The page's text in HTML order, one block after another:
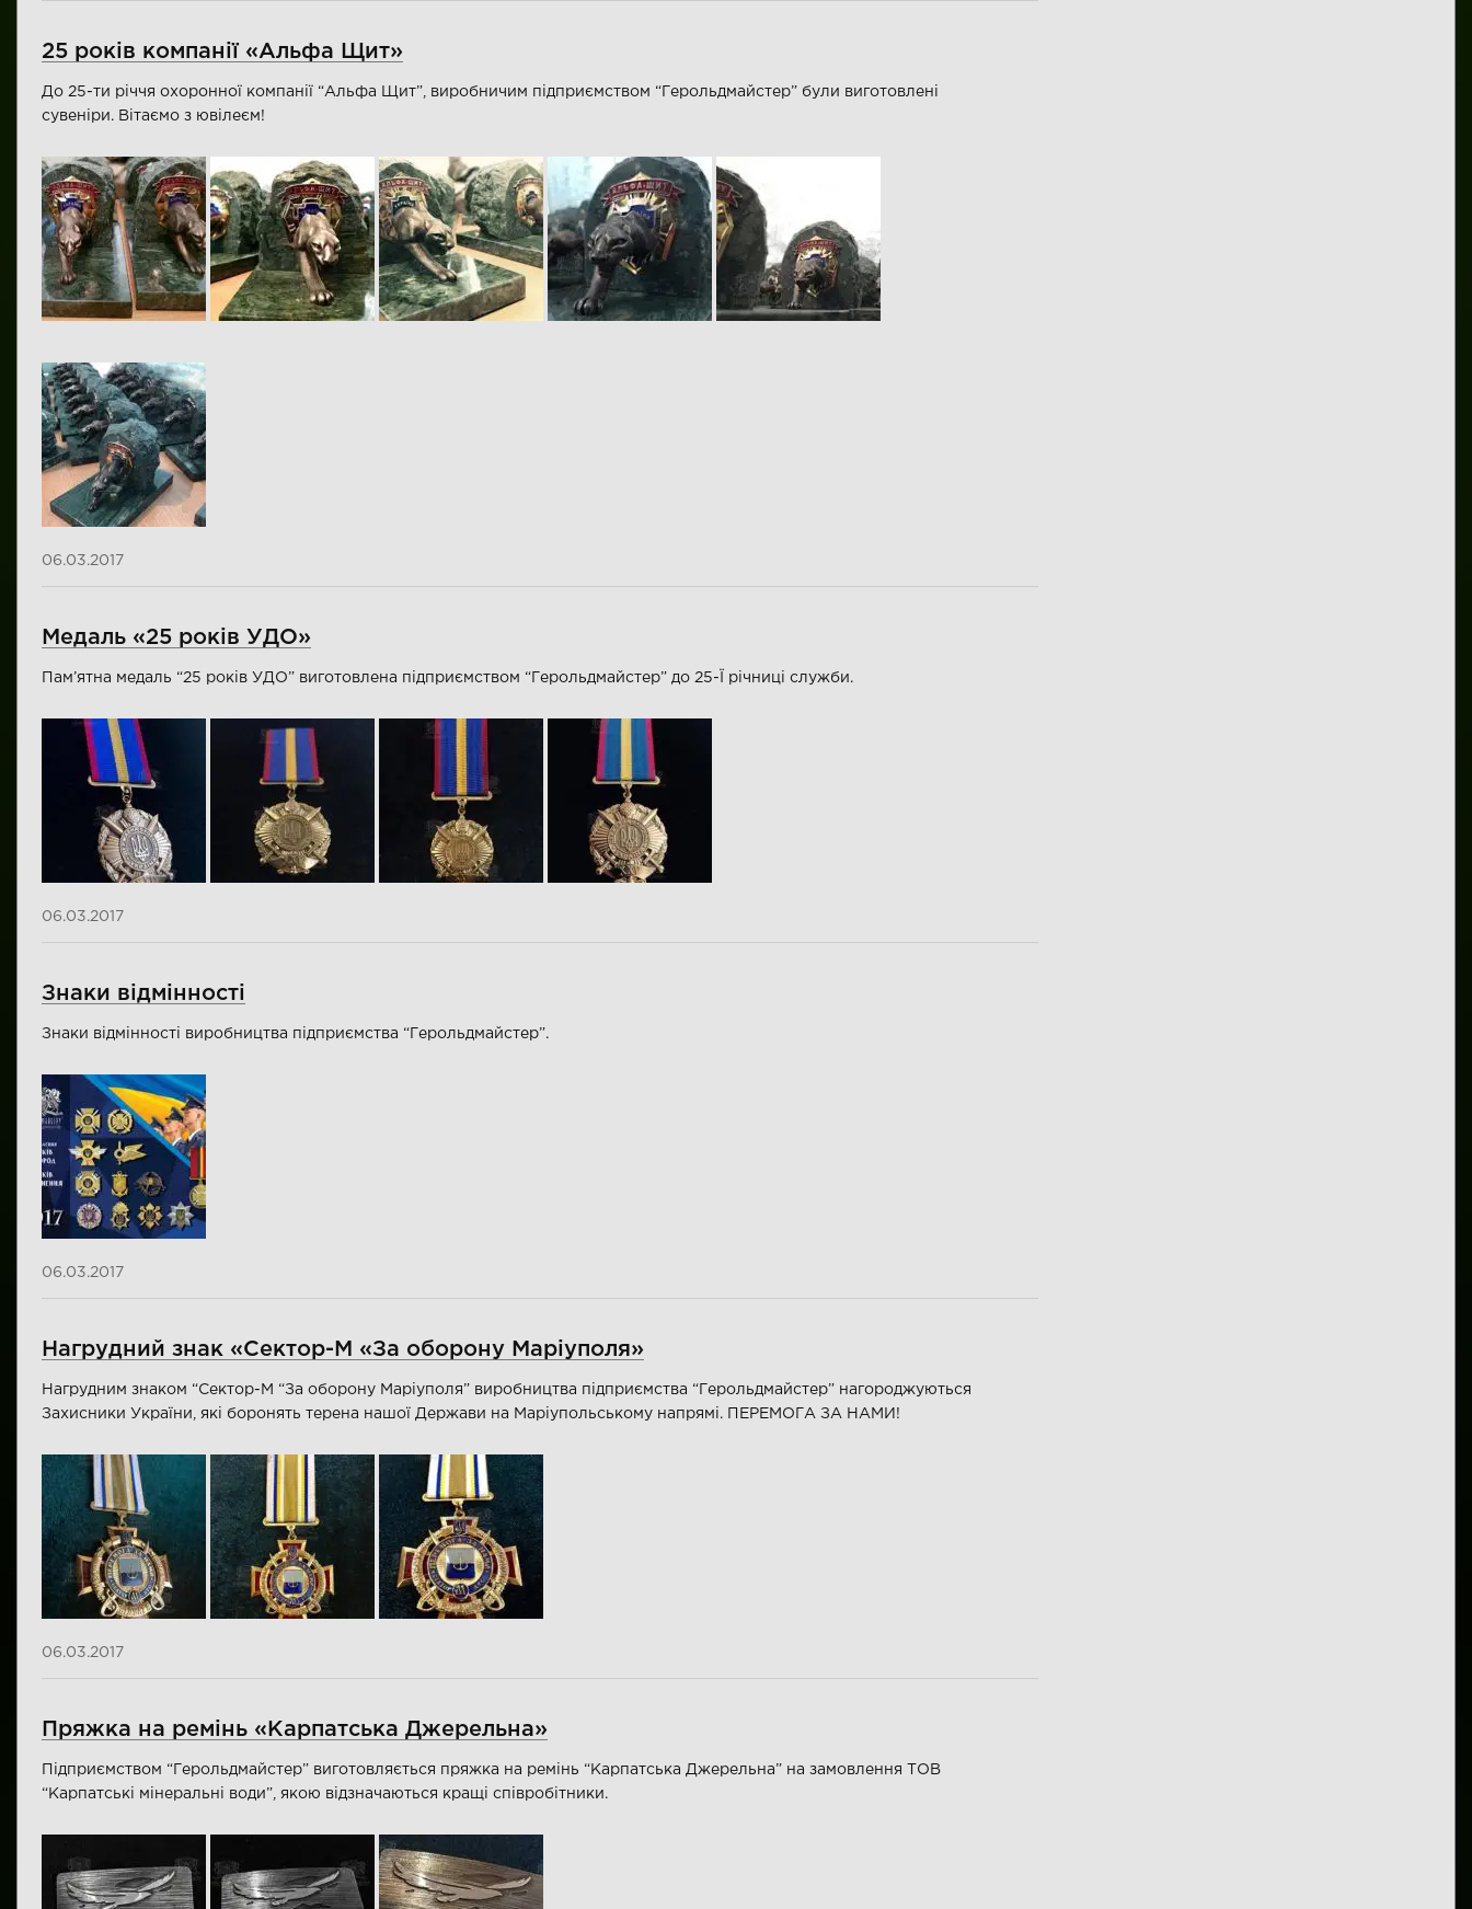
25 років компанії «Альфа Щит»
До 25-ти річчя охоронної компанії “Альфа Щит”, виробничим підприємством “Герольдмайстер” були виготовлені
сувеніри. Вітаємо з ювілеєм!
06.03.2017
Медаль «25 років УДО»
Пам’ятна медаль “25 років УДО” виготовлена підприємством “Герольдмайстер” до 25-Ї річниці служби.
06.03.2017
Знаки відмінності
Знаки відмінності виробництва підприємства “Герольдмайстер”.
06.03.2017
Нагрудний знак «Сектор-М «За оборону Маріуполя»
Нагрудним знаком “Сектор-М “За оборону Маріуполя” виробництва підприємства “Герольдмайстер” нагороджуються
Захисники України, які боронять терена нашої Держави на Маріупольському напрямі. ПЕРЕМОГА ЗА НАМИ!
06.03.2017
Пряжка на ремінь «Карпатська Джерельна»
Підприємством “Герольдмайстер” виготовляється пряжка на ремінь “Карпатська Джерельна” на замовлення ТОВ
“Карпатські мінеральні води”, якою відзначаються кращі співробітники.